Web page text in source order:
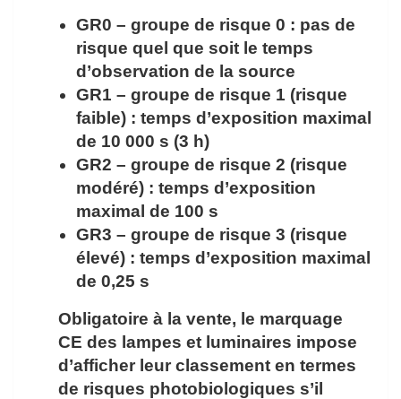
GR0 – groupe de risque 0 : pas de
risque quel que soit le temps
d’observation de la source
GR1 – groupe de risque 1 (risque
faible) : temps d’exposition maximal
de 10 000 s (3 h)
GR2 – groupe de risque 2 (risque
modéré) : temps d’exposition
maximal de 100 s
GR3 – groupe de risque 3 (risque
élevé) : temps d’exposition maximal
de 0,25 s
Obligatoire à la vente, le marquage
CE des lampes et luminaires impose
d’afficher leur classement en termes
de risques photobiologiques s’il